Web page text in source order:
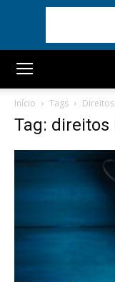
Início Tags
Tag: direitos